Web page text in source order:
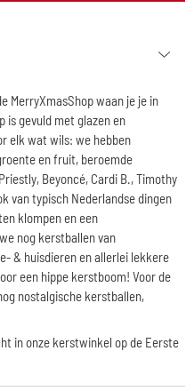
MerryXmasShop waan je je in
is gevuld met glazen en
elk wat wils: we hebben
en fruit, beroemde
Beyoncé, Cardi B., Timothy
van typisch Nederlandse dingen
klompen en een
nog kerstballen van
& huisdieren en allerlei lekkere
een hippe kerstboom! Voor de
nostalgische kerstballen,
in onze kerstwinkel op de Eerste